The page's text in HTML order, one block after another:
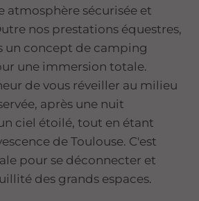
atmosphère sécurisée et
nos prestations équestres,
un concept de camping
une immersion totale.
de vous réveiller au milieu
après une nuit
ciel étoilé, tout en étant
de Toulouse. C'est
pour se déconnecter et
des grands espaces.